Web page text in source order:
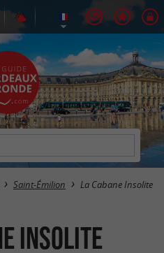
Saint-Émilion La Cabane Insolite
Insolite